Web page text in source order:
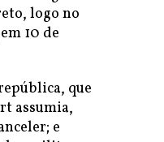
logo no
10 de
que
assumia,
e